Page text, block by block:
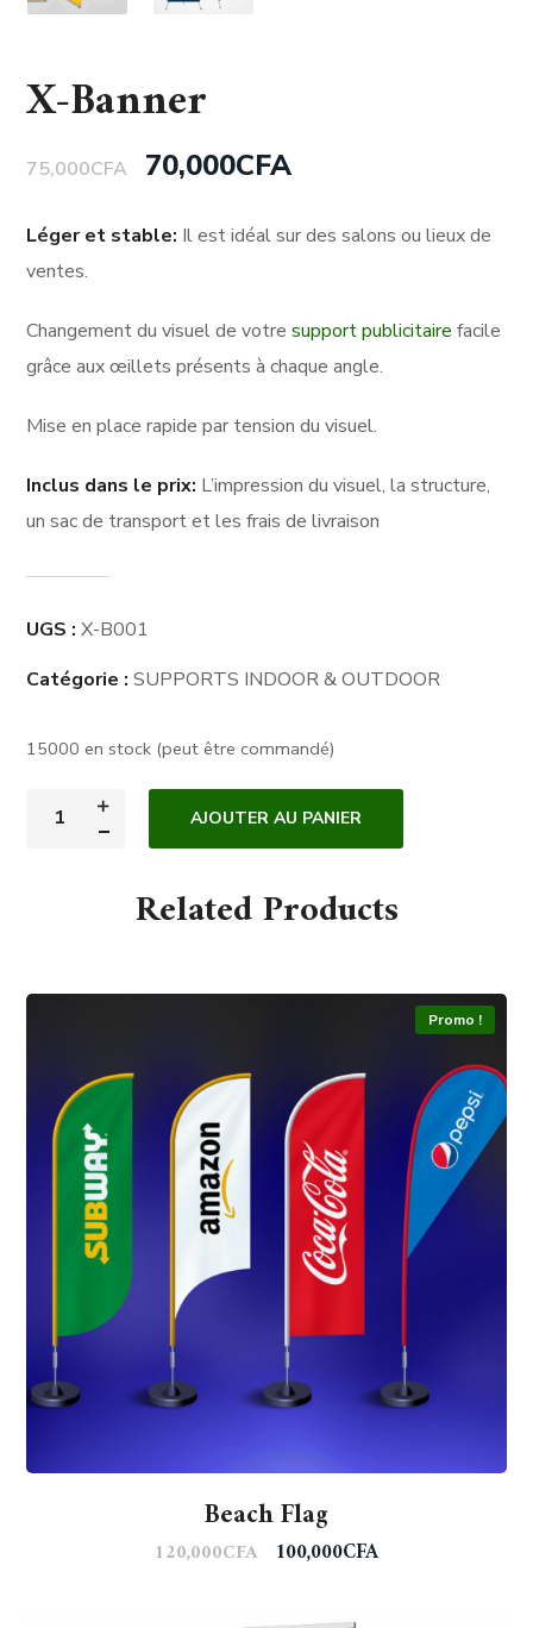
X-Banner
75,000CFA 70,000CFA
Léger et stable: Il est idéal sur des salons ou lieux de
ventes.
Changement du visuel de votre support publicitaire facile
grâce aux œillets présents à chaque angle.
Mise en place rapide par tension du visuel.
Inclus dans le prix: L’impression du visuel, la structure,
un sac de transport et les frais de livraison
UGS :X-B001
Catégorie :SUPPORTS INDOOR & OUTDOOR
15000 en stock (peut être commandé)
AJOUTER AU PANIER
Related Products
Promo !
Beach Flag
120,000CFA 100,000CFA